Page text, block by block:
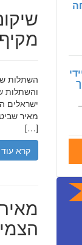
והשתלות
ישראלים
מאיר
[…]
קרא עוד